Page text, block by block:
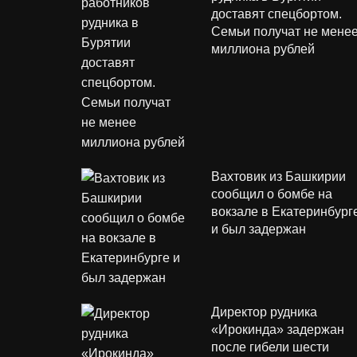
доставят спецбортом.
Семьи получат не
миллиона рублей
Вахтовик из Башкирии
сообщил о бомбе на
вокзале в
и был задержан
Директор рудника
«Ирокинда» задержан
после гибели шести